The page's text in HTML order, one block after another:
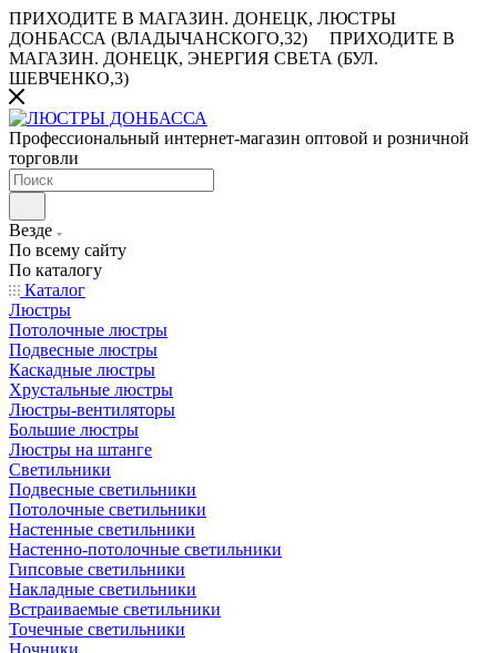
ПРИХОДИТЕ В МАГАЗИН. ДОНЕЦК, ЛЮСТРЫ
ДОНБАССА (ВЛАДЫЧАНСКОГО,32)
ПРИХОДИТЕ В
МАГАЗИН. ДОНЕЦК, ЭНЕРГИЯ СВЕТА (БУЛ.
ШЕВЧЕНКО,3)
Профессиональный интернет-магазин оптовой и розничной
торговли
Везде
По всему сайту
По каталогу
Каталог
Люстры
Потолочные люстры
Подвесные люстры
Каскадные люстры
Хрустальные люстры
Люстры-вентиляторы
Большие люстры
Люстры на штанге
Светильники
Подвесные светильники
Потолочные светильники
Настенные светильники
Настенно-потолочные светильники
Гипсовые светильники
Накладные светильники
Встраиваемые светильники
Точечные светильники
Ночники